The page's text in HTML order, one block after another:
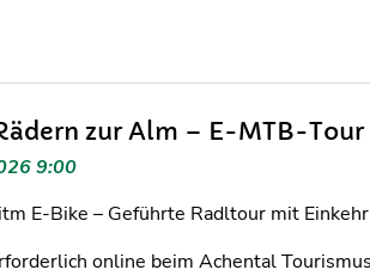
zur Alm – E-MTB-
9:00
E-Bike – Geführte Radltour mit
online beim Achental